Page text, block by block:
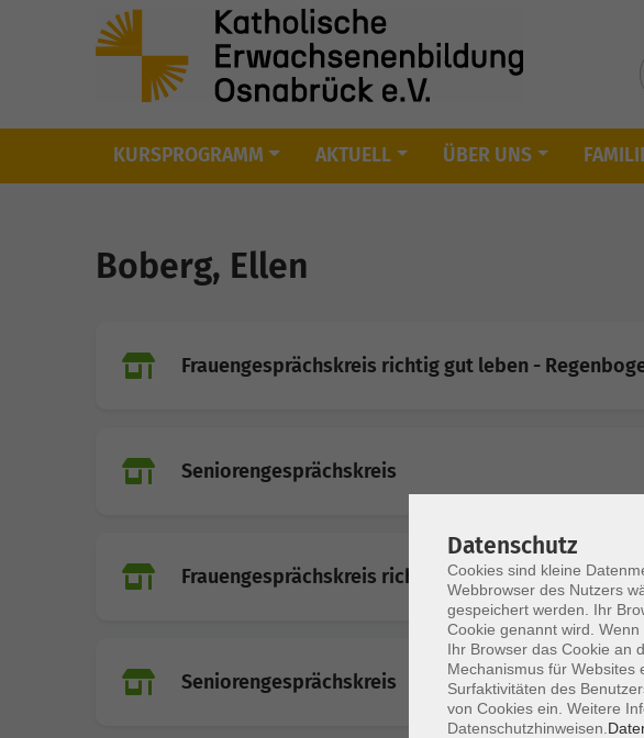
KURSPROGRAMM AKTUELL ÜBER UNS
Boberg, Ellen
Frauengesprächskreis richtig gut leben -
Seniorengesprächskreis
Frauengesprächskreis richtig gut leben -
Seniorengesprächskreis
Datenschutz
Cookies sind kleine
Webbrowser des Nutzers
gespeichert werden. Ihr
Cookie genannt wird.
Ihr Browser das Cookie an
Mechanismus für Websites
Surfaktivitäten des
von Cookies ein. Weitere
Datenschutzhinweisen.